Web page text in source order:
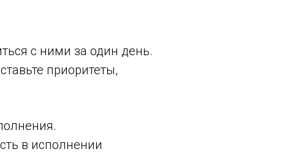
с ними за один день.
приоритеты,
в исполнении